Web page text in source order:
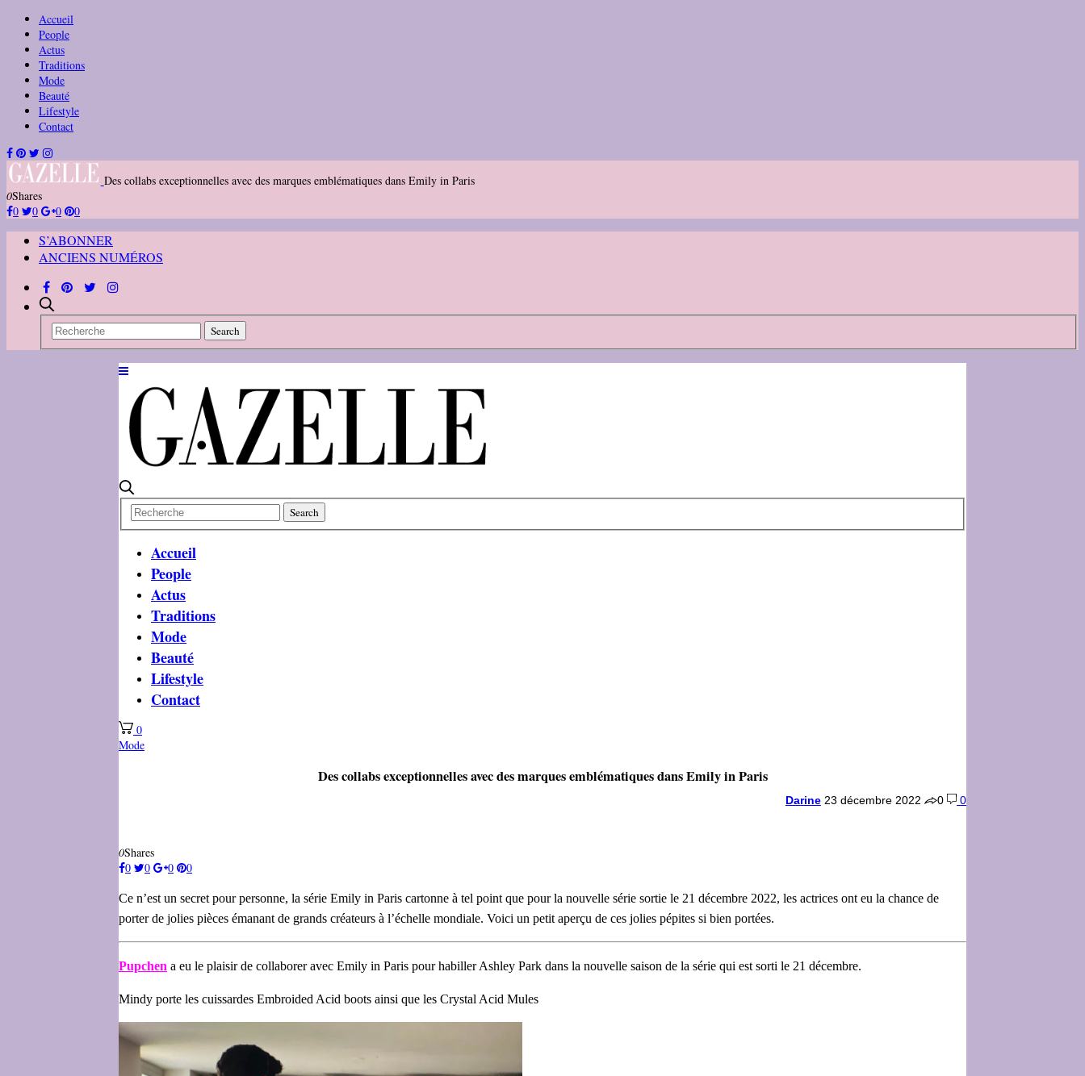
Accueil
People
Actus
Traditions
Mode
Beauté
Lifestyle
Contact
Des collabs exceptionnelles avec des marques emblématiques dans Emily in Paris
0Shares
0
0 0 0
S’ABONNER
ANCIENS NUMÉROS
Accueil
People
Actus
Traditions
Mode
Beauté
Lifestyle
Contact
0
Mode
Des collabs exceptionnelles avec des marques emblématiques dans Emily in Paris
Darine 23 décembre 2022 0 0
0Shares
0
0 0 0
Ce n’est un secret pour personne, la série Emily in Paris cartonne à tel point que pour la nouvelle série sortie le 21 décembre 2022, les actrices ont eu la chance de
porter de jolies pièces émanant de grands créateurs à l’échelle mondiale. Voici un petit aperçu de ces jolies pépites si bien portées.
Pupchen a eu le plaisir de collaborer avec Emily in Paris pour habiller Ashley Park dans la nouvelle saison de la série qui est sorti le 21 décembre.
Mindy porte les cuissardes Embroided Acid boots ainsi que les Crystal Acid Mules